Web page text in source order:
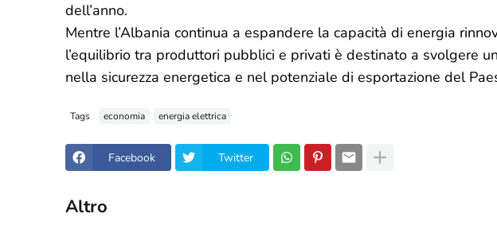
dell’anno.
Mentre l’Albania continua a espandere la capacità di energia
l’equilibrio tra produttori pubblici e privati è destinato a svolgere
nella sicurezza energetica e nel potenziale di esportazione del
Tags economia energia elettrica
Facebook Twitter
Altro